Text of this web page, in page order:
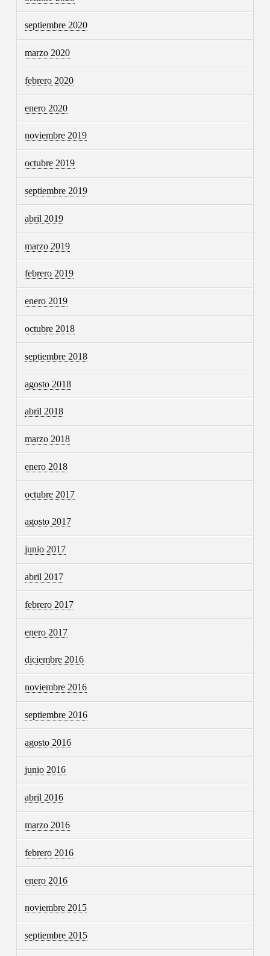
septiembre 2020
marzo 2020
febrero 2020
enero 2020
noviembre 2019
octubre 2019
septiembre 2019
abril 2019
marzo 2019
febrero 2019
enero 2019
octubre 2018
septiembre 2018
agosto 2018
abril 2018
marzo 2018
enero 2018
octubre 2017
agosto 2017
junio 2017
abril 2017
febrero 2017
enero 2017
diciembre 2016
noviembre 2016
septiembre 2016
agosto 2016
junio 2016
abril 2016
marzo 2016
febrero 2016
enero 2016
noviembre 2015
septiembre 2015